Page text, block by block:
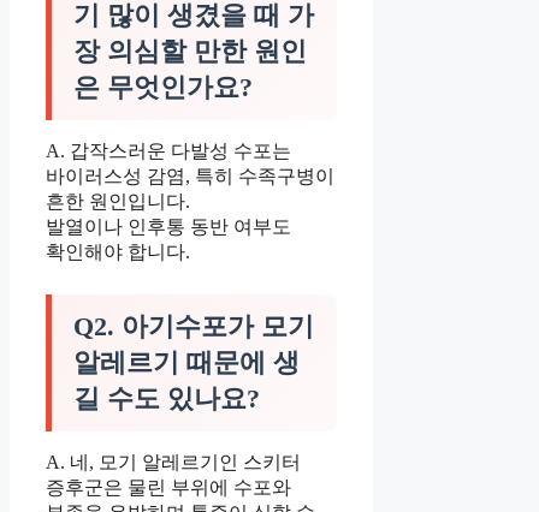
기 많이 생겼을 때 가
장 의심할 만한 원인
은 무엇인가요?
A. 갑작스러운 다발성 수포는
바이러스성 감염, 특히 수족구병이
흔한 원인입니다.
발열이나 인후통 동반 여부도
확인해야 합니다.
Q2. 아기수포가 모기
알레르기 때문에 생
길 수도 있나요?
A. 네, 모기 알레르기인 스키터
증후군은 물린 부위에 수포와